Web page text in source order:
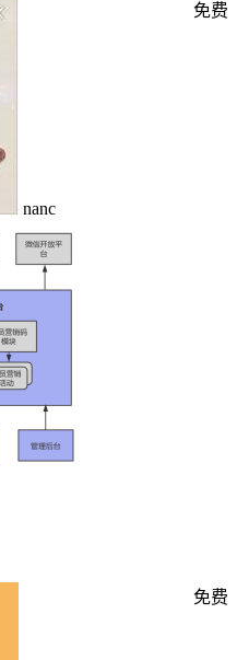
nanc
免费
免费